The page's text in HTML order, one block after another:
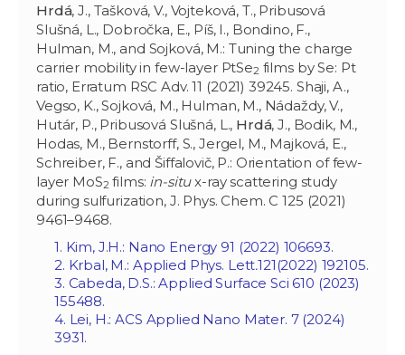
Hrdá, J., Tašková, V., Vojteková, T., Pribusová
Slušná, L., Dobročka, E., Píš, I., Bondino, F.,
Hulman, M., and Sojková, M.: Tuning the charge
carrier mobility in few-layer PtSe2 films by Se: Pt
ratio, Erratum RSC Adv. 11 (2021) 39245. Shaji, A.,
Vegso, K., Sojková, M., Hulman, M., Nádaždy, V.,
Hutár, P., Pribusová Slušná, L., Hrdá, J., Bodik, M.,
Hodas, M., Bernstorff, S., Jergel, M., Majková, E.,
Schreiber, F., and Šiffalovič, P.: Orientation of few-
layer MoS2 films: in-situx-ray scattering study
during sulfurization, J. Phys. Chem. C 125 (2021)
9461–9468.
1. Kim, J.H.: Nano Energy 91 (2022) 106693.
2. Krbal, M.: Applied Phys. Lett.121(2022) 192105.
3. Cabeda, D.S.: Applied Surface Sci 610 (2023)
155488.
4. Lei, H.: ACS Applied Nano Mater. 7 (2024)
3931.